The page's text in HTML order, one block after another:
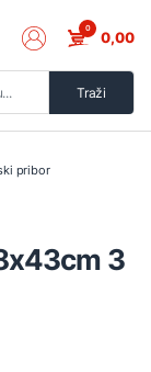
Traži
0 0,00
pribor
3